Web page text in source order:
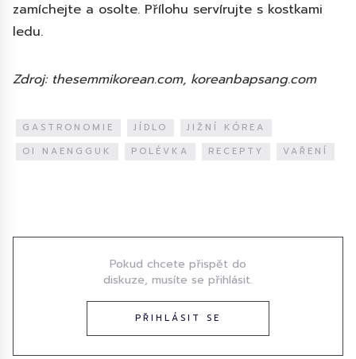
zamíchejte a osolte. Přílohu servírujte s kostkami
ledu.
Zdroj: thesemmikorean.com, koreanbapsang.com
GASTRONOMIE JÍDLO
JIŽNÍ KÓREA
OI NAENGGUK
POLÉVKA RECEPTY VAŘENÍ
Pokud chcete přispět do
diskuze, musíte se přihlásit.
PŘIHLÁSIT SE